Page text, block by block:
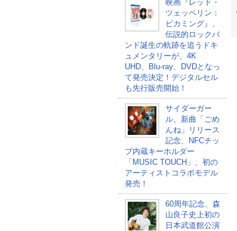
映画『レッド・
ツェッペリン：
ビカミング』、
伝説的ロックバ
ンド誕生の軌跡を追うドキ
ュメンタリーが、4K
UHD、Blu-ray、DVDとなっ
て発売決定！デジタルセル
も先行販売開始！
サイダーガー
ル、新曲「ごめ
んね」リリース
記念、NFCチッ
プ内蔵キーホルダー
「MUSIC TOUCH」、初の
アーティストコラボモデル
発売！
60周年記念、森
山良子史上初の
日本武道館公演